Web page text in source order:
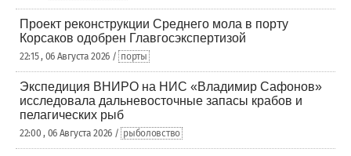
Проект реконструкции Среднего мола в порту
Корсаков одобрен Главгосэкспертизой
22:15 , 06 Августа 2026 / порты
Экспедиция ВНИРО на НИС «Владимир Сафонов»
исследовала дальневосточные запасы крабов и
пелагических рыб
22:00 , 06 Августа 2026 / рыболовство